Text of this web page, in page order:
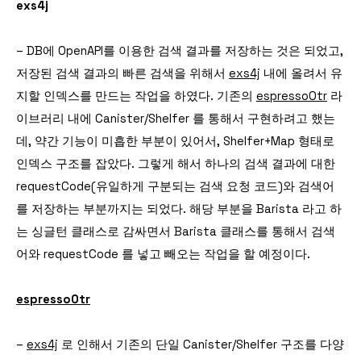
exs4j
– DB에 OpenAPI를 이용한 검색 결과를 저장하는 것은 되었고,
저장된 검색 결과의 빠른 검색을 위해서 exs4j 내에 올려서 유
지할 인덱스를 만드는 작업을 하였다. 기존의 espressoOtr 라
이브러리 내에 Canister/Shelfer 를 통해서 구현하려고 했는
데, 약간 기능이 미흡한 부분이 있어서, Shelfer+Map 형태로
인덱스 구조를 잡았다. 그렇게 해서 하나의 검색 결과에 대한
requestCode(유일하게 구분되는 검색 요청 코드)와 검색어
를 저장하는 부분까지는 되었다. 해당 부분을 Barista 라고 하
는 싱글턴 클래스로 감싸면서 Barista 클래스를 통해서 검색
어와 requestCode 를 넣고 빼오는 작업을 할 예정이다.
espressoOtr
– exs4j 로 인해서 기존의 단일 Canister/Shelfer 구조를 다양